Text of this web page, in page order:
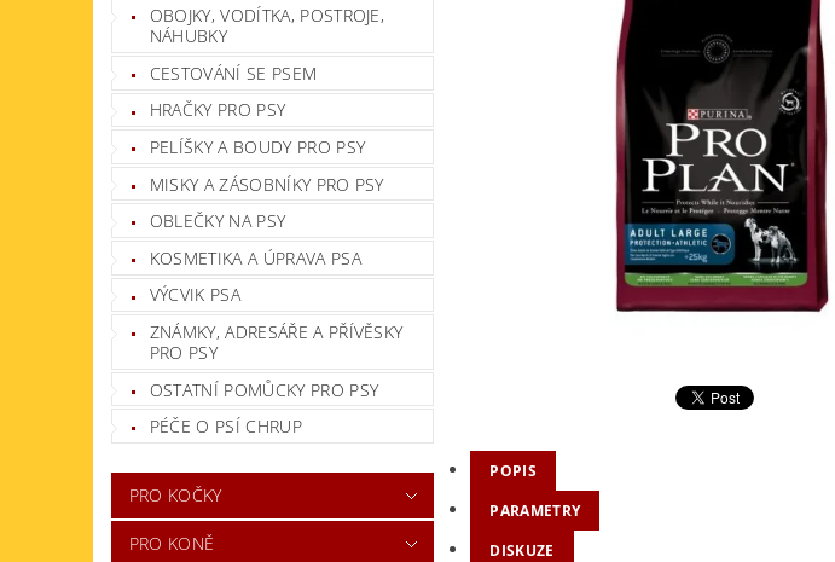
OBOJKY, VODÍTKA, POSTROJE,
NÁHUBKY
CESTOVÁNÍ SE PSEM
HRAČKY PRO PSY
PELÍŠKY A BOUDY PRO PSY
MISKY A ZÁSOBNÍKY PRO PSY
OBLEČKY NA PSY
KOSMETIKA A ÚPRAVA PSA
VÝCVIK PSA
ZNÁMKY, ADRESÁŘE A PŘÍVĚSKY
PRO PSY
OSTATNÍ POMŮCKY PRO PSY
PÉČE O PSÍ CHRUP
PRO KOČKY
PRO KONĚ
POPIS
PARAMETRY
DISKUZE